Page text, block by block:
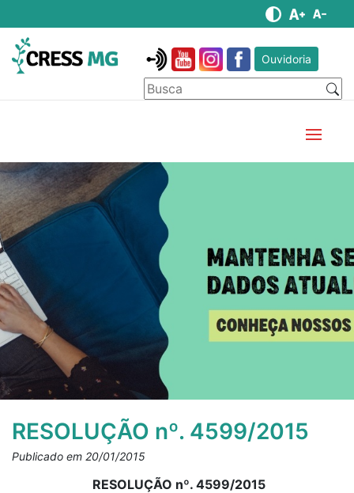
Ouvidoria
RESOLUÇÃO nº. 4599/2015
Publicado em 20/01/2015
RESOLUÇÃO nº. 4599/2015